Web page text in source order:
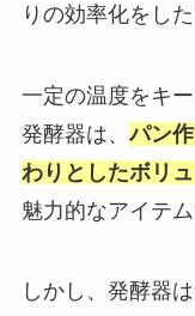
りの効率化をし
一定の温度をキ
発酵器は、パン
わりとしたボリ
魅力的なアイテム
しかし、発酵器